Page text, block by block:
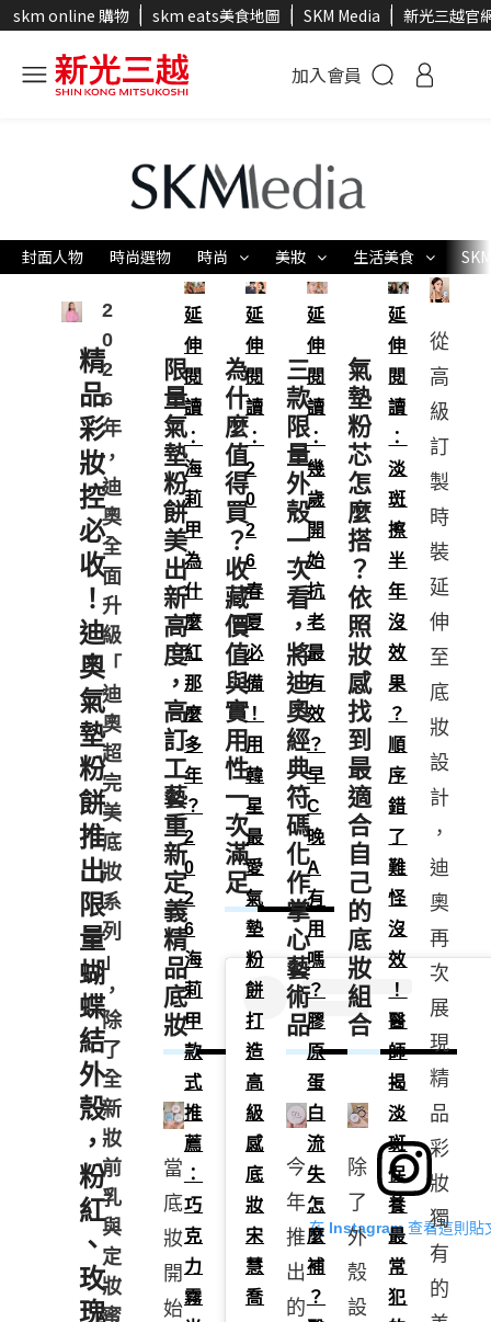
skm online 購物 skm eats美食地圖 SKM Media 新光三越官
加入會員
封面人物 時尚選物 時尚 美妝 生活美食
精
品
彩
妝
控
必
收
！
迪
奧
氣
墊
粉
餅
推
出
限
量
蝴
蝶
結
外
殼
，
粉
紅
、
玫
瑰
2
0
2
6
年
，
迪
奧
全
面
升
級
「
迪
奧
超
完
美
底
妝
系
列
」
，
除
了
全
新
妝
前
乳
與
定
妝
蜜
限
量
氣
墊
粉
餅
美
出
新
高
度
，
高
訂
工
藝
重
新
定
義
精
品
底
妝
當
底
妝
開
始
海
莉
甲
為
什
麼
紅
那
麼
多
年
？
2
0
2
6
海
莉
甲
款
式
推
薦
：
巧
克
力
霧
為
什
麼
值
得
買
？
收
藏
價
值
與
實
用
性
一
次
滿
足
在 Instagram 查看這則貼
2
0
2
6
春
夏
必
備
！
用
韓
星
最
愛
氣
墊
粉
餅
打
造
高
級
感
底
妝
宋
慧
喬
三
款
限
量
外
殼
一
次
看
，
將
迪
奧
經
典
符
碼
化
作
掌
心
藝
術
品
今
年
推
出
的
幾
歲
開
始
抗
老
最
有
效
？
早
C
晚
A
有
用
嗎
？
膠
原
蛋
白
流
失
怎
麼
補
？
氣
墊
粉
芯
怎
麼
搭
？
依
照
妝
感
找
到
最
適
合
自
己
的
底
妝
組
合
除
了
外
殼
設
淡
斑
擦
半
年
沒
效
果
？
順
序
錯
了
難
怪
沒
效
！
醫
師
揭
淡
斑
保
養
最
常
犯
從
高
級
訂
製
時
裝
延
伸
至
底
妝
設
計
，
迪
奧
再
次
展
現
精
品
彩
妝
獨
有
的